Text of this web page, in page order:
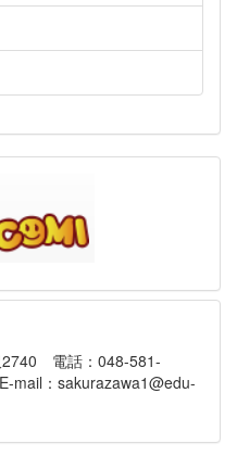
電話：048-581-
：sakurazawa1@edu-